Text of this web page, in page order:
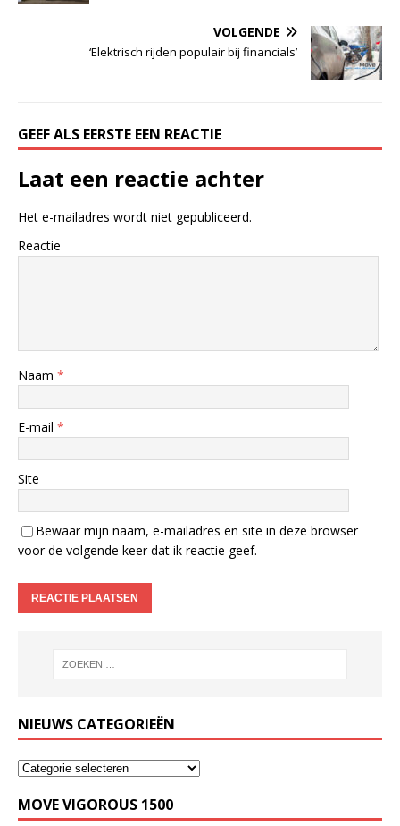
VOLGENDE
‘Elektrisch rijden populair bij financials’
GEEF ALS EERSTE EEN REACTIE
Laat een reactie achter
Het e-mailadres wordt niet gepubliceerd.
Reactie
Naam *
E-mail *
Site
Bewaar mijn naam, e-mailadres en site in deze browser
voor de volgende keer dat ik reactie geef.
NIEUWS CATEGORIEËN
MOVE VIGOROUS 1500